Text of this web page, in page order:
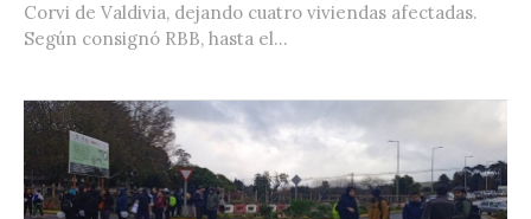
Corvi de Valdivia, dejando cuatro viviendas afectadas.
Según consignó RBB, hasta el...